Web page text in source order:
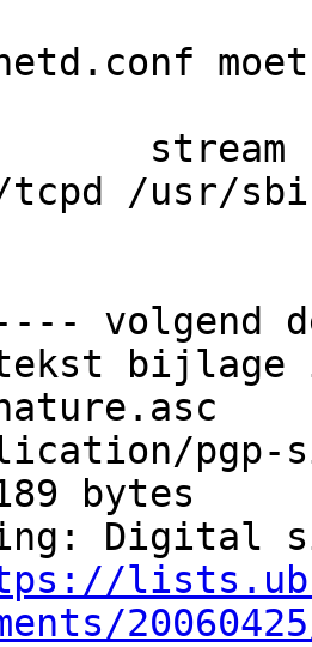
stream
/usr/
volgend
pgp-
bytes
Digital